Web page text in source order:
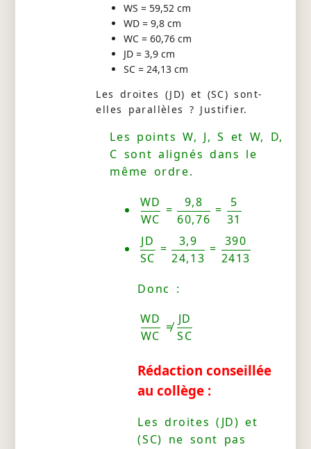
WS = 59,52 cm
WD = 9,8 cm
WC = 60,76 cm
JD = 3,9 cm
SC = 24,13 cm
Les droites (JD) et (SC) sont-
elles parallèles ? Justifier.
Les points W, J, S et W, D,
C sont alignés dans le
même ordre.
WD
WC
=
9,8
60,76
=
5
31
JD
SC
=
3,9
24,13
=
390
2413
Donc :
WD
WC
≠
JD
SC
Rédaction conseillée
au collège :
Les droites (JD) et
(SC) ne sont pas